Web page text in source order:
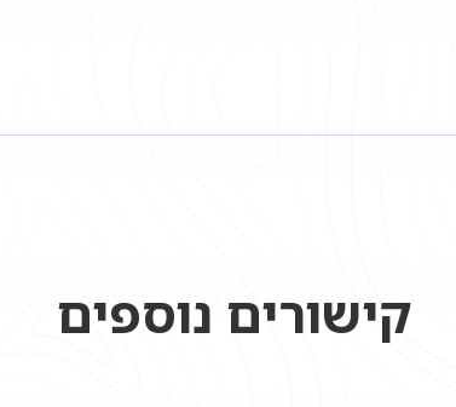
קישורים נוספים